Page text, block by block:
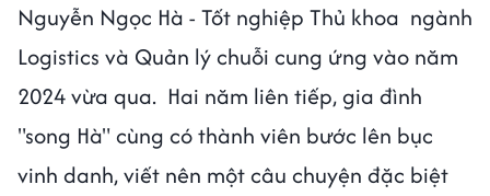
Nguyễn Ngọc Hà - Tốt nghiệp Thủ khoa ngành
Logistics và Quản lý chuỗi cung ứng vào năm
2024 vừa qua. Hai năm liên tiếp, gia đình
"song Hà" cùng có thành viên bước lên bục
vinh danh, viết nên một câu chuyện đặc biệt